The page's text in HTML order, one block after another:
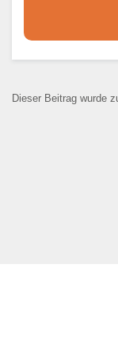
Dieser Beitrag wurde